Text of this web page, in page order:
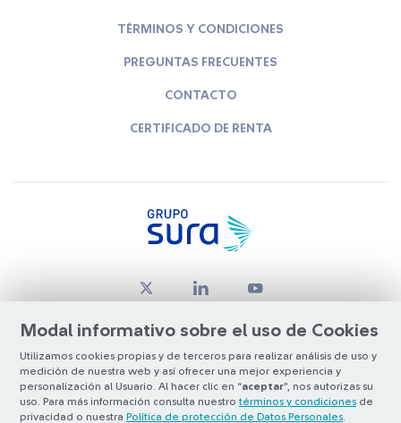
Modal informativo sobre el uso de Cookies
Utilizamos cookies propias y de terceros para realizar análisis de uso y
medición de nuestra web y así ofrecer una mejor experiencia y
personalización al Usuario. Al hacer clic en “aceptar”, nos autorizas su
uso. Para más información consulta nuestro términos y condiciones de
privacidad o nuestra Política de protección de Datos Personales
TÉRMINOS Y CONDICIONES
PREGUNTAS FRECUENTES
CONTACTO
CERTIFICADO DE RENTA
© Copyright Grupo SURA 2026